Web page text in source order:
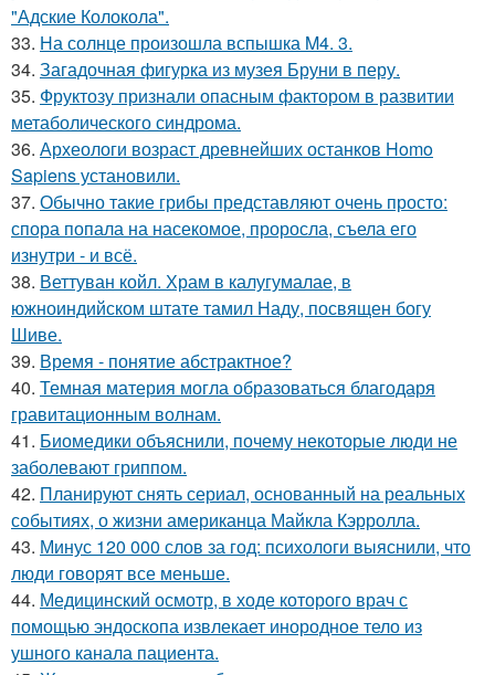
"Адские Колокола".
33. На солнце произошла вспышка M4. 3.
34. Загадочная фигурка из музея Бруни в перу.
35. Фруктозу признали опасным фактором в развитии
метаболического синдрома.
36. Археологи возраст древнейших останков Homo
Sapiens установили.
37. Обычно такие грибы представляют очень просто:
спора попала на насекомое, проросла, съела его
изнутри - и всё.
38. Веттуван койл. Храм в калугумалае, в
южноиндийском штате тамил Наду, посвящен богу
Шиве.
39. Время - понятие абстрактное?
40. Темная материя могла образоваться благодаря
гравитационным волнам.
41. Биомедики объяснили, почему некоторые люди не
заболевают гриппом.
42. Планируют снять сериал, основанный на реальных
событиях, о жизни американца Майкла Кэрролла.
43. Минус 120 000 слов за год: психологи выяснили, что
люди говорят все меньше.
44. Медицинский осмотр, в ходе которого врач с
помощью эндоскопа извлекает инородное тело из
ушного канала пациента.